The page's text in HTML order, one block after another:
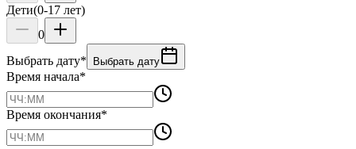
Дети(0-17 лет)
0
Выбрать дату* Выбрать дату
Время начала*
Время окончания*